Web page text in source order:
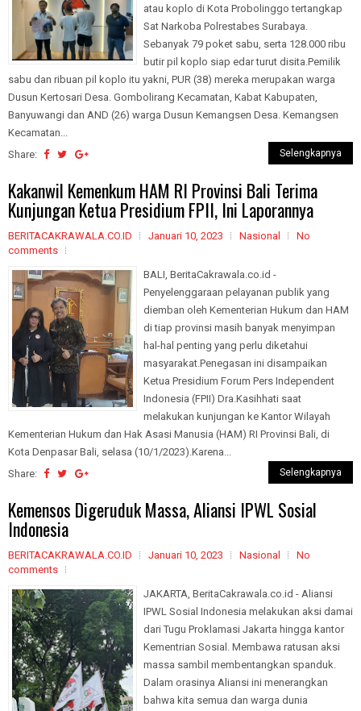
atau koplo di Kota Probolinggo tertangkap
Sat Narkoba Polrestabes Surabaya.
Sebanyak 79 poket sabu, serta 128.000 ribu
butir pil koplo siap edar turut disita.Pemilik
sabu dan ribuan pil koplo itu yakni, PUR (38) mereka merupakan warga
Dusun Kertosari Desa. Gombolirang Kecamatan, Kabat Kabupaten,
Banyuwangi dan AND (26) warga Dusun Kemangsen Desa. Kemangsen
Kecamatan...
Share:
Selengkapnya
Kakanwil Kemenkum HAM RI Provinsi Bali Terima
Kunjungan Ketua Presidium FPII, Ini Laporannya
BERITACAKRAWALA.CO.ID Januari 10, 2023 Nasional
No
comments
BALI, BeritaCakrawala.co.id -
Penyelenggaraan pelayanan publik yang
diemban oleh Kementerian Hukum dan HAM
di tiap provinsi masih banyak menyimpan
hal-hal penting yang perlu diketahui
masyarakat.Penegasan ini disampaikan
Ketua Presidium Forum Pers Independent
Indonesia (FPII) Dra.Kasihhati saat
melakukan kunjungan ke Kantor Wilayah
Kementerian Hukum dan Hak Asasi Manusia (HAM) RI Provinsi Bali, di
Kota Denpasar Bali, selasa (10/1/2023).Karena...
Share:
Selengkapnya
Kemensos Digeruduk Massa, Aliansi IPWL Sosial
Indonesia
BERITACAKRAWALA.CO.ID Januari 10, 2023 Nasional
No
comments
JAKARTA, BeritaCakrawala.co.id - Aliansi
IPWL Sosial Indonesia melakukan aksi damai
dari Tugu Proklamasi Jakarta hingga kantor
Kementrian Sosial. Membawa ratusan aksi
massa sambil membentangkan spanduk.
Dalam orasinya Aliansi ini menerangkan
bahwa kita semua dan warga dunia